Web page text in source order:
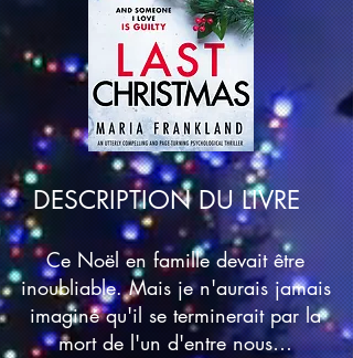
DESCRIPTION DU LIVRE
Ce Noël en famille devait être
inoubliable. Mais je n'aurais jamais
imaginé qu'il se terminerait par la
mort de l'un d'entre nous…